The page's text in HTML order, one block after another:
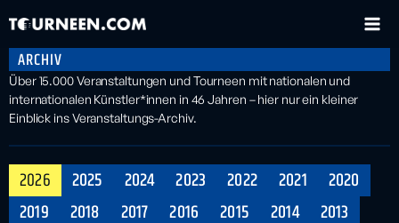
ARCHIV
Über 15.000 Veranstaltungen und Tourneen mit nationalen und
internationalen Künstler*innen in 46 Jahren – hier nur ein kleiner
Einblick ins Veranstaltungs-Archiv.
2026 2025 2024 2023 2022 2021
2020
2019
2018 2017 2016 2015 2014
2013